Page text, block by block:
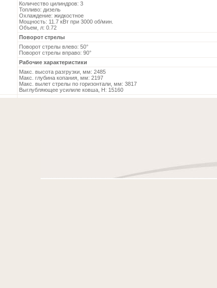
Количество цилиндров: 3
Топливо: дизель
Охлаждение: жидкостное
Мощность: 11.7 кВт при 3000 об/мин.
Объем, л: 0.72
Поворот стрелы
Поворот стрелы влево: 50°
Поворот стрелы вправо: 90°
Рабочие характеристики
Макс. высота разгрузки, мм: 2485
Макс. глубина копания, мм: 2197
Макс. вылет стрелы по горизонтали, мм: 3817
Выглубляющее усилиле ковша, Н: 15160